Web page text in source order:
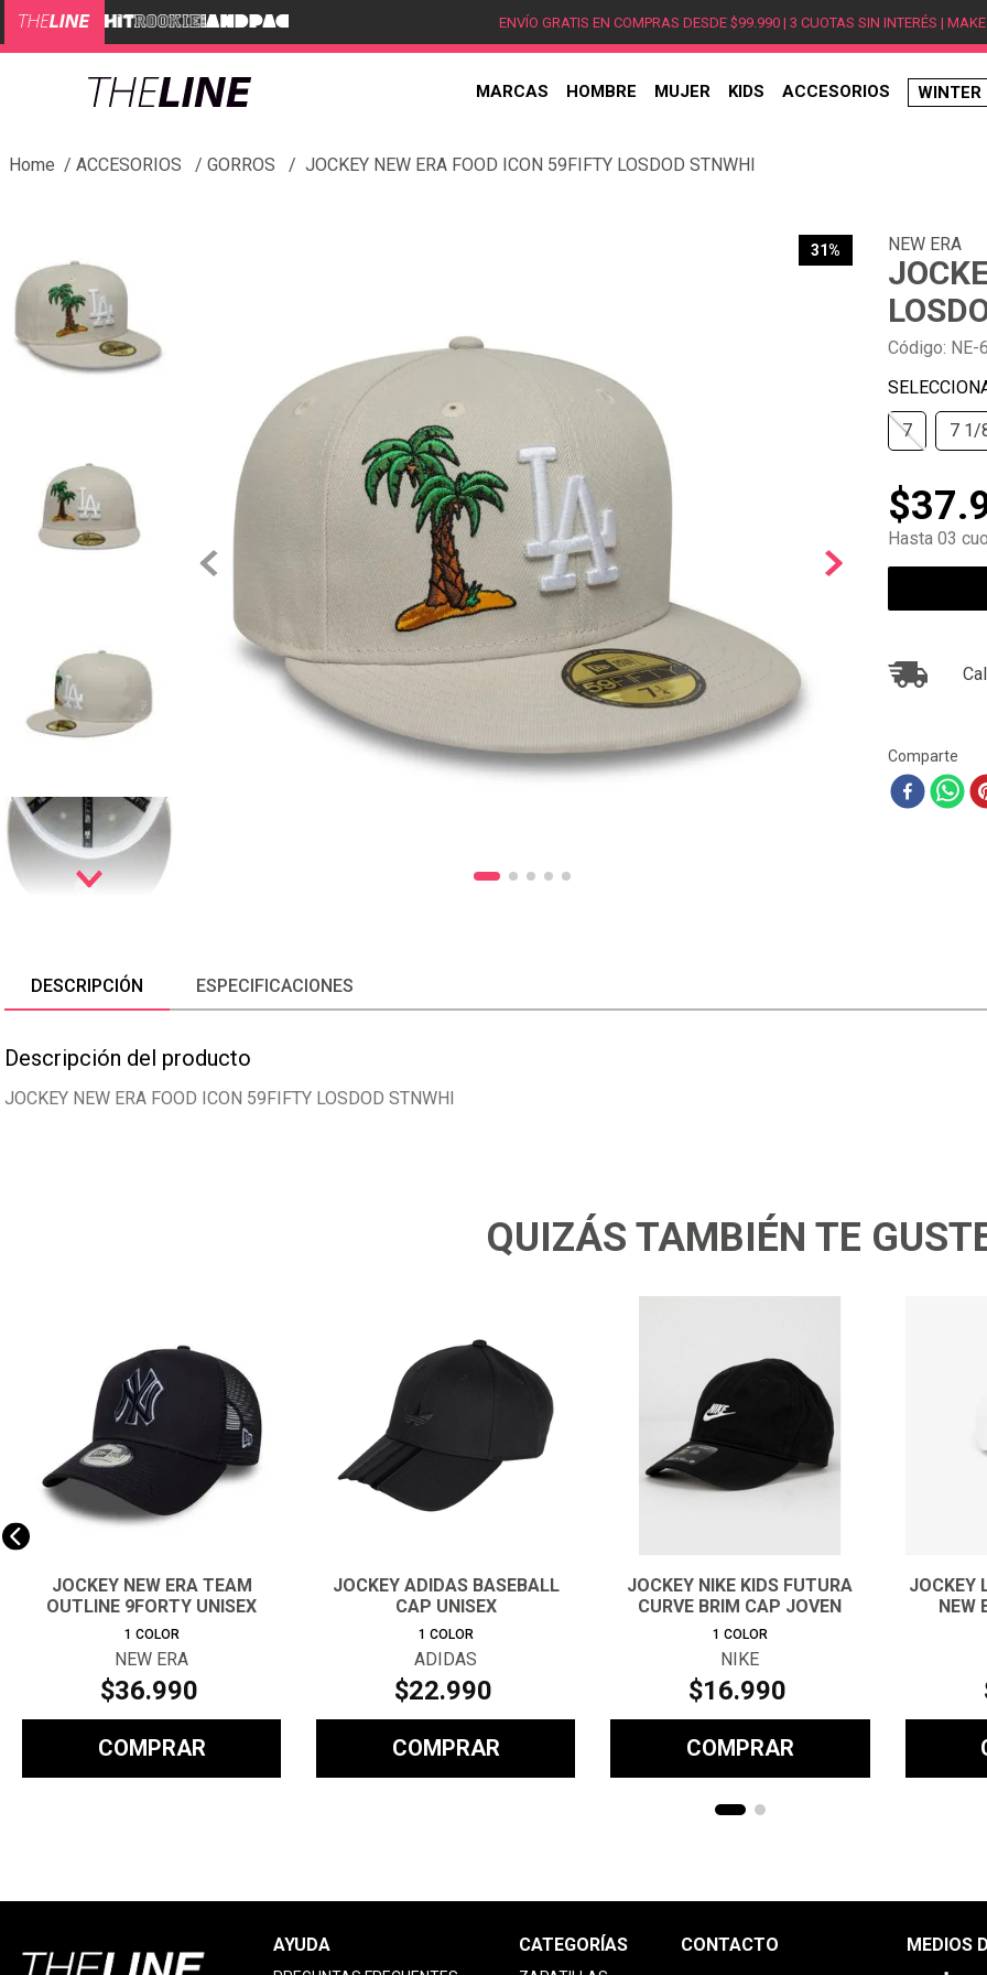
ENVÍO GRATIS EN COMPRAS DESDE $99.990 | 3 CUOTAS SIN INTERÉS |
MARCAS HOMBRE MUJER KIDS ACCESORIOS WINTER
ACCESORIOS GORROS JOCKEY NEW ERA FOOD ICON 59FIFTY LOSDOD STNWHI
31% NEW ERA
Código: NE-
7 7 1/
$37.
Hasta 03
Comparte
DESCRIPCIÓN ESPECIFICACIONES
Descripción del producto
JOCKEY NEW ERA FOOD ICON 59FIFTY LOSDOD STNWHI
QUIZÁS TAMBIÉN TE
JOCKEY NEW ERA TEAM
OUTLINE 9FORTY UNISEX
1 COLOR
NEW ERA
$36.990
COMPRAR
JOCKEY ADIDAS BASEBALL
CAP UNISEX
1 COLOR
ADIDAS
$22.990
COMPRAR
JOCKEY NIKE KIDS FUTURA
CURVE BRIM CAP JOVEN
1 COLOR
NIKE
$16.990
COMPRAR
JOCKEY
NEW
AYUDA CATEGORÍAS CONTACTO MEDIOS
1.
hombre